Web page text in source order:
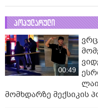
პოპულარული
00:49
მომხდარზე მექსიკის